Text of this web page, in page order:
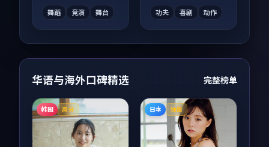
舞蹈 竞演 舞台 功夫 喜剧 动作
华语与海外口碑精选 完整榜单
韩国 高分 日本 独播